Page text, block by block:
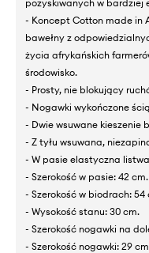
pozyskiwanych w bardziej
- Koncept Cotton made in
bawełny z
życia afrykańskich
środowisko.
- Prosty, nie blokujący
- Nogawki wykończone
- Dwie wsuwane kieszenie
- Z tyłu wsuwana,
- W pasie elastyczna
- Szerokość w pasie: 42 cm.
- Szerokość w biodrach: 54
- Wysokość stanu: 30 cm.
- Szerokość nogawki na
- Szerokość nogawki: 29